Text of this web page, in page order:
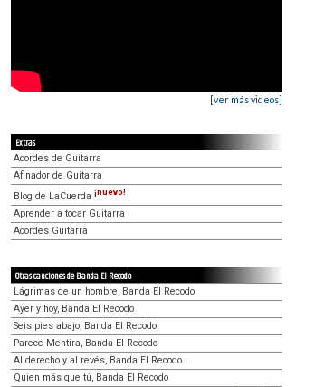
[ver más videos]
Extras
Acordes de Guitarra
Afinador de Guitarra
Blog de LaCuerda ¡nuevo!
Aprender a tocar Guitarra
Acordes Guitarra
Otras canciones de Banda El Recodo
Lágrimas de un hombre, Banda El Recodo
Ayer y hoy, Banda El Recodo
Seis pies abajo, Banda El Recodo
Parece Mentira, Banda El Recodo
Al derecho y al revés, Banda El Recodo
Quien más que tú, Banda El Recodo